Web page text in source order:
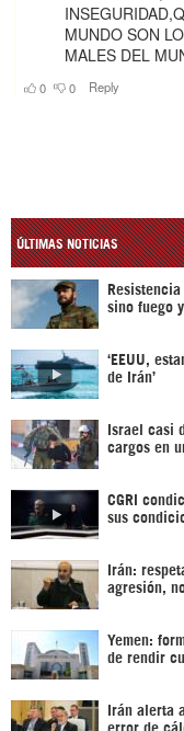
ÚLTIMAS NOTICIAS
sino fuego
‘EEUU,
de Irán’
Israel casi
cargos en
CGRI
sus
Irán:
agresión,
Yemen:
de rendir
Irán alerta
error de